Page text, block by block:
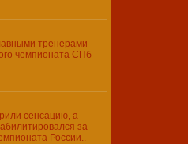
тренерами
чемпионата СПб
сенсацию, а
за
России..